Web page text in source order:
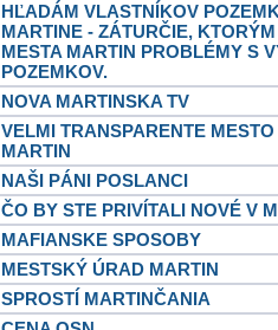
HĽADÁM VLASTNÍKOV
MARTINE - ZÁTURČIE,
MESTA MARTIN PROBLÉMY S
POZEMKOV.
NOVA MARTINSKA TV
VELMI TRANSPARENTE
MARTIN
NAŠI PÁNI POSLANCI
ČO BY STE PRIVÍTALI NOVÉ V
MAFIANSKE SPOSOBY
MESTSKÝ ÚRAD MARTIN
SPROSTÍ MARTINČANIA